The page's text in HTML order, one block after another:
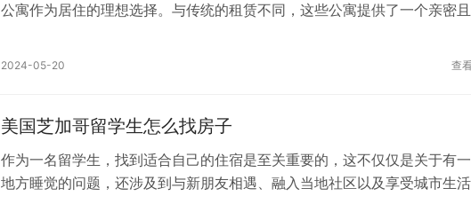
公寓作为居住的理想选择。与传统的租赁不同，这些公寓提供了一个亲密
布里斯班找到合适的学生公寓可能是一个令人困惑的过程，特别是对于那
生公寓”或类似的关键词。您可以尝试使用Google、Zillow、
Realestate.com.au等网站来查看目前的住房市场情况。另外，您还可以探
Student.com、UniLodge和Oxford International这样的网站，它们专门
际学生提供了各种选择。 考虑位置 布里斯班拥有几个各自独特且充满活力
2024-05-20 查
美国芝加哥留学生怎么找房子
作为一名留学生，找到适合自己的住宿是至关重要的，这不仅仅是关于有
地方睡觉的问题，还涉及到与新朋友相遇、融入当地社区以及享受城市生